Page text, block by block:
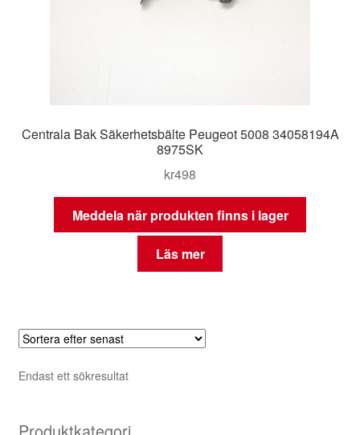
Centrala Bak Säkerhetsbälte Peugeot 5008 34058194A
8975SK
kr498
Meddela när produkten finns i lager
Läs mer
Endast ett sökresultat